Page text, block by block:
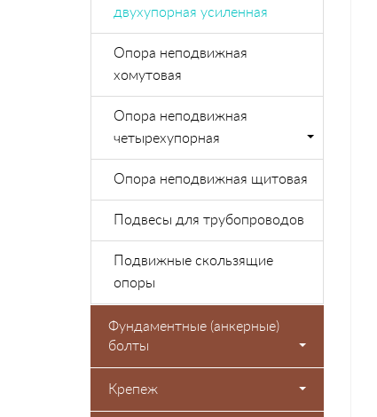
двухупорная усиленная
Опора неподвижная
хомутовая
Опора неподвижная
четырехупорная
Опора неподвижная щитовая
Подвесы для трубопроводов
Подвижные скользящие
опоры
Фундаментные (анкерные)
болты
Крепеж